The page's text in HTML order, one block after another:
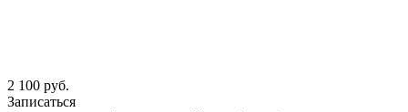
2 100 руб.
Записаться